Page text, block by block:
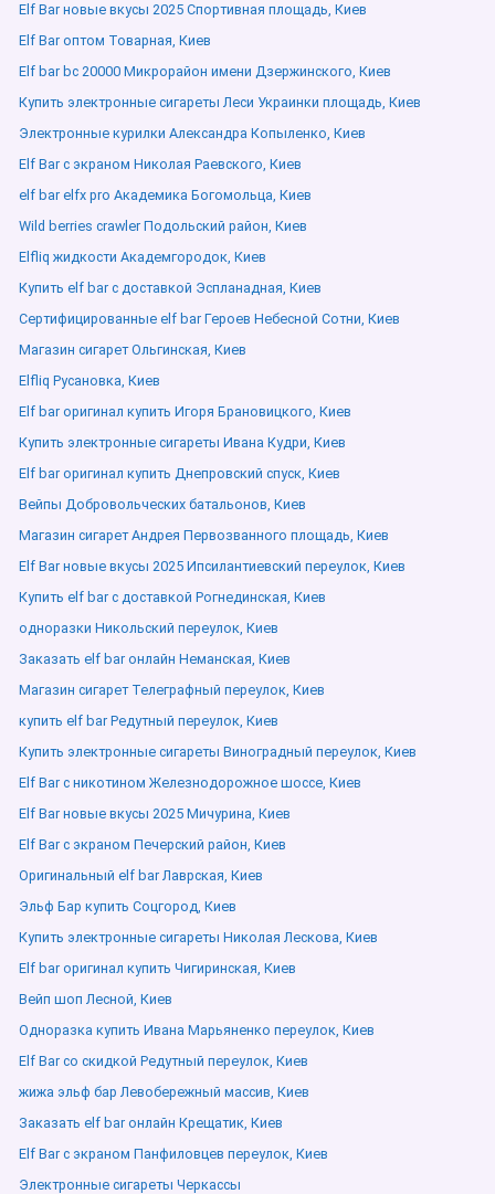
Elf Bar новые вкусы 2025 Спортивная площадь, Киев
Elf Bar оптом Товарная, Киев
Elf bar bc 20000 Микрорайон имени Дзержинского, Киев
Купить электронные сигареты Леси Украинки площадь, Киев
Электронные курилки Александра Копыленко, Киев
Elf Bar с экраном Николая Раевского, Киев
elf bar elfx pro Академика Богомольца, Киев
Wild berries crawler Подольский район, Киев
Elfliq жидкости Академгородок, Киев
Купить elf bar с доставкой Эспланадная, Киев
Сертифицированные elf bar Героев Небесной Сотни, Киев
Магазин сигарет Ольгинская, Киев
Elfliq Русановка, Киев
Elf bar оригинал купить Игоря Брановицкого, Киев
Купить электронные сигареты Ивана Кудри, Киев
Elf bar оригинал купить Днепровский спуск, Киев
Вейпы Добровольческих батальонов, Киев
Магазин сигарет Андрея Первозванного площадь, Киев
Elf Bar новые вкусы 2025 Ипсилантиевский переулок, Киев
Купить elf bar с доставкой Рогнединская, Киев
одноразки Никольский переулок, Киев
Заказать elf bar онлайн Неманская, Киев
Магазин сигарет Телеграфный переулок, Киев
купить elf bar Редутный переулок, Киев
Купить электронные сигареты Виноградный переулок, Киев
Elf Bar с никотином Железнодорожное шоссе, Киев
Elf Bar новые вкусы 2025 Мичурина, Киев
Elf Bar с экраном Печерский район, Киев
Оригинальный elf bar Лаврская, Киев
Эльф Бар купить Соцгород, Киев
Купить электронные сигареты Николая Лескова, Киев
Elf bar оригинал купить Чигиринская, Киев
Вейп шоп Лесной, Киев
Одноразка купить Ивана Марьяненко переулок, Киев
Elf Bar со скидкой Редутный переулок, Киев
жижа эльф бар Левобережный массив, Киев
Заказать elf bar онлайн Крещатик, Киев
Elf Bar с экраном Панфиловцев переулок, Киев
Электронные сигареты Черкассы